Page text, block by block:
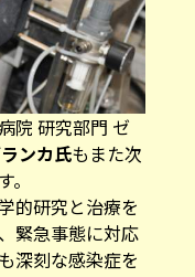
院 研究部門 ゼ
ンカ氏もまた次
的研究と治療を
緊急事態に対応
深刻な感染症を